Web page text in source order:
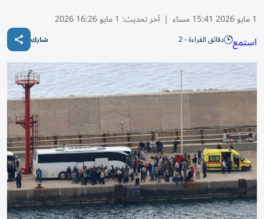
1 مايو 2026 15:41 مساء | آخر تحديث: 1 مايو 16:26 2026
استمع دقائق القراءة - 2 شارك